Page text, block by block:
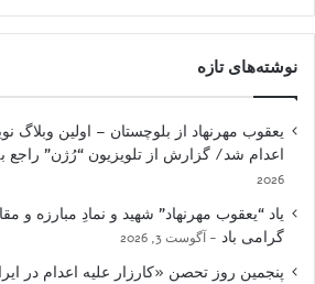
نوشته‌های تازه
یعقوب مهرنهاد از بلوچستان – اولین وبلاگ
اعدام شد/ گزارش از تلویزیون “رُژن” راجع
2026
یاد “یعقوب مهرنهاد” شهید و نمادِ مبارزه و
گرامی باد
آگوست 3, 2026
پنجمین روز تحصن «کارزار علیه اعدام در